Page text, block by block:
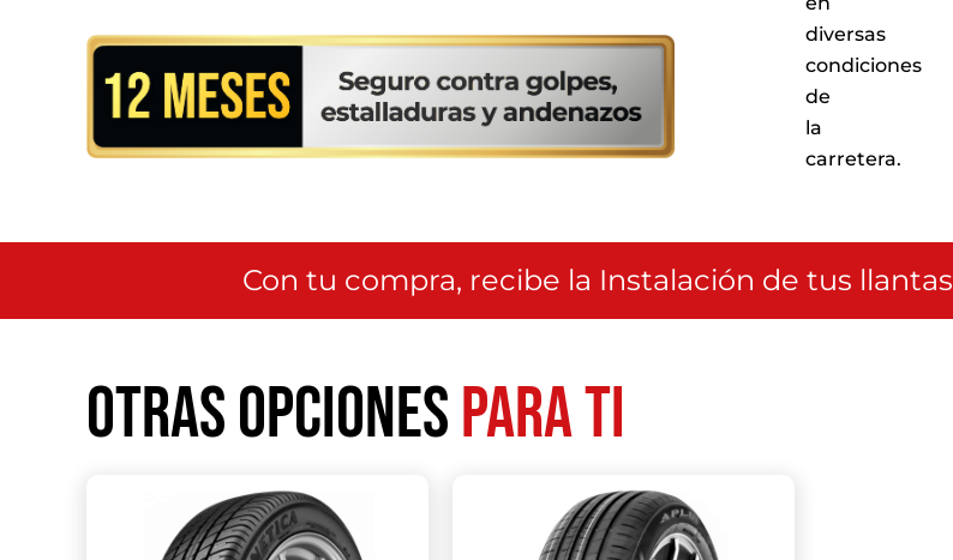
a
nivel
nacional
diversas
condiciones
de
la
carretera.
Con tu compra, recibe la Instalación de tus llantas
Otras opcionespara ti